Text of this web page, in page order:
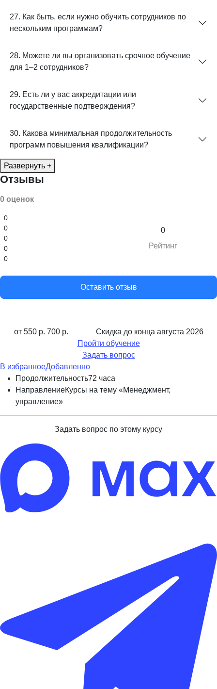
27. Как быть, если нужно обучить сотрудников по
нескольким программам?
28. Можете ли вы организовать срочное обучение
для 1–2 сотрудников?
29. Есть ли у вас аккредитации или
государственные подтверждения?
30. Какова минимальная продолжительность
программ повышения квалификации?
Развернуть +
Отзывы
0 оценок
0
0
0
0
0
0
Рейтинг
Оставить отзыв
от 550 р. 700 р. Скидка до конца августа 2026
Пройти обучение
Задать вопрос
В избранноеДобавленно
Продолжительность72 часа
НаправлениеКурсы на тему «Менеджмент,
управление»
Задать вопрос по этому курсу